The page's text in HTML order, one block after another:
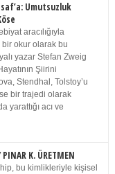
Umutsuzluk
aracılığıyla
okur olarak bu
yazar Stefan Zweig
Şiirini
Stendhal, Tolstoy’u
bir trajedi olarak
yarattığı acı ve
K. ÜRETMEN
bu kimlikleriyle kişisel